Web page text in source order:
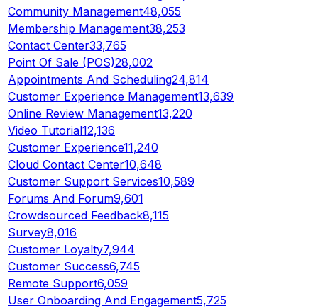
Community Management48,055
Membership Management38,253
Contact Center33,765
Point Of Sale (POS)28,002
Appointments And Scheduling24,814
Customer Experience Management13,639
Online Review Management13,220
Video Tutorial12,136
Customer Experience11,240
Cloud Contact Center10,648
Customer Support Services10,589
Forums And Forum9,601
Crowdsourced Feedback8,115
Survey8,016
Customer Loyalty7,944
Customer Success6,745
Remote Support6,059
User Onboarding And Engagement5,725